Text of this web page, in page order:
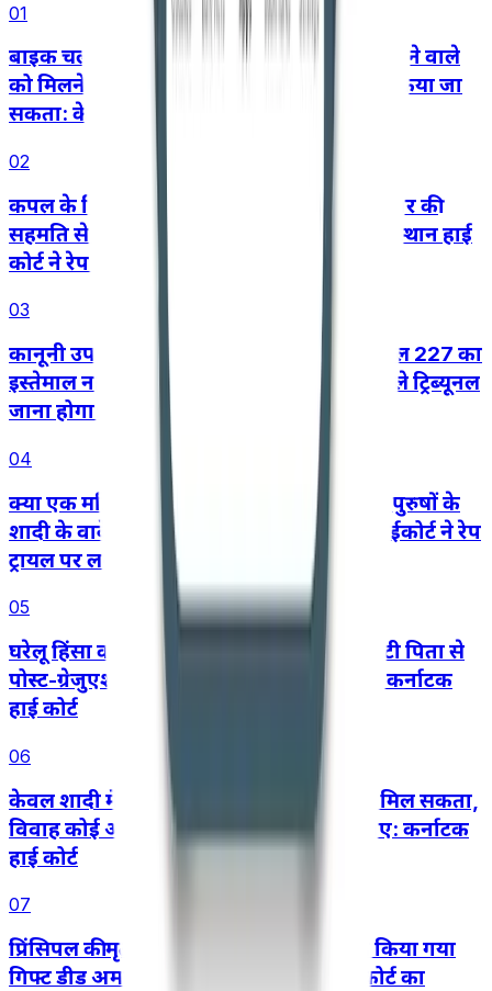
01
बाइक चलाने वाले की लापरवाही के कारण पीछे बैठने वाले
को मिलने वाला मोटर दुर्घटना मुआवज़ा कम नहीं किया जा
सकता: केरल हाई कोर्ट
02
कपल के फिर से साथ आने, शादी करने और परिवार की
सहमति से वैवाहिक जीवन शुरू करने के बाद राजस्थान हाई
कोर्ट ने रेप का केस रद्द किया
03
कानूनी उपाय को दरकिनार करने के लिए आर्टिकल 227 का
इस्तेमाल नहीं किया जा सकता, तीसरे पक्ष को पहले ट्रिब्यूनल
जाना होगा: आंध्र प्रदेश हाई कोर्ट
04
क्या एक महिला एक ही समय में दो अलग-अलग पुरुषों के
शादी के वादे पर भरोसा कर सकती है? दिल्ली हाईकोर्ट ने रेप
ट्रायल पर लगाई रोक
05
घरेलू हिंसा कानून के तहत बालिग़ अविवाहित बेटी पिता से
पोस्ट-ग्रेजुएशन की पढ़ाई का खर्च मांग सकती है: कर्नाटक
हाई कोर्ट
06
केवल शादी में रुचि खत्म हो जाने से तलाक नहीं मिल सकता,
विवाह कोई अनुबंध नहीं जिसे इच्छा से तोड़ा जाए: कर्नाटक
हाई कोर्ट
07
प्रिंसिपल की मृत्यु के बाद पावर ऑफ अटॉर्नी से किया गया
गिफ्ट डीड अमान्य, गुजरात हाईकोर्ट ने ट्रायल कोर्ट का